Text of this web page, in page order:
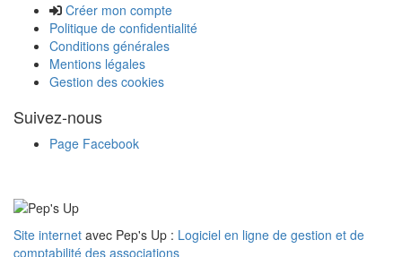
Créer mon compte
Politique de confidentialité
Conditions générales
Mentions légales
Gestion des cookies
Suivez-nous
Page Facebook
Site internet avec Pep's Up : Logiciel en ligne de gestion et de
comptabilité des associations